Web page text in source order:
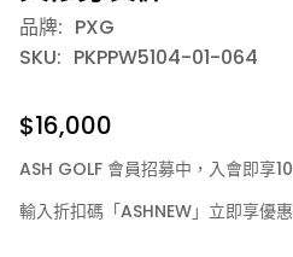
品牌: PXG
SKU: PKPPW5104-01-064
$16,000
ASH GOLF 會員招募中，入會即享
輸入折扣碼「ASHNEW」立即享優惠